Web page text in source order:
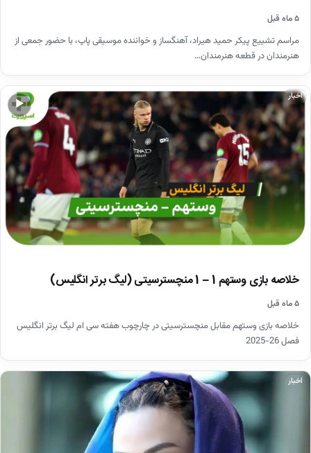
۵ ماه قبل
مراسم تشییع پیکر حمید هیراد، آهنگساز و خواننده موسیقی پاپ، با حضور جمعی از
هنرمندان در قطعه هنرمندان…
▶
اخبار
خلاصه بازی وستهم 1 – 1 منچسترسیتی (لیگ برتر انگلیس)
۵ ماه قبل
خلاصه بازی وستهم مقابل منچسترسیتی در چارچوب هفته سی ام لیگ برتر انگلیس
فصل 26-2025
اخبار